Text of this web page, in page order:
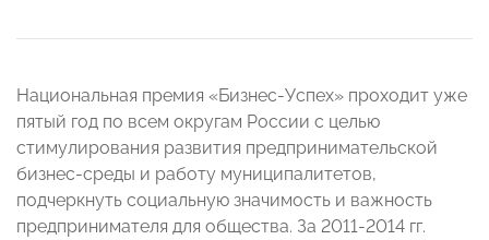
Национальная премия «Бизнес-Успех» проходит уже
пятый год по всем округам России с целью
стимулирования развития предпринимательской
бизнес-среды и работу муниципалитетов,
подчеркнуть социальную значимость и важность
предпринимателя для общества. За 2011-2014 гг.